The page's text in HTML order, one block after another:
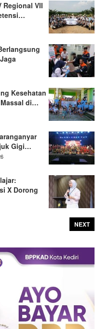
Regional VII
Kesehatan
di…
Gigi…
X Dorong
NEXT